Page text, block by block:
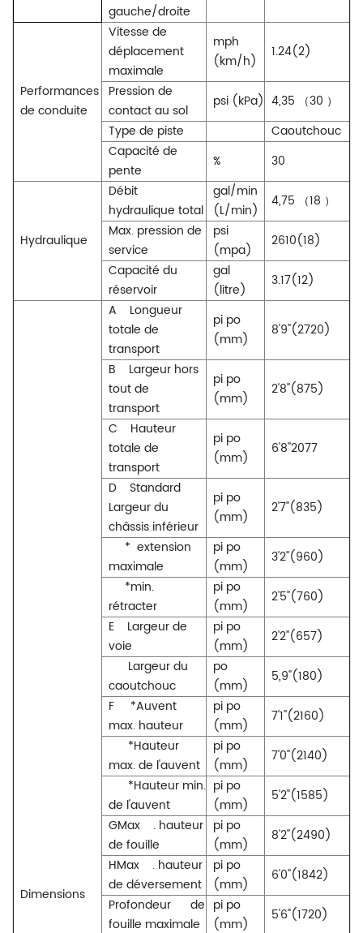
gauche/droite
Performances
de conduite
Vitesse de
déplacement
maximale
mph
(km/h)
1.24(2)
Pression de
contact au sol
psi (kPa) 4,35 （30 ）
Type de piste
Caoutchouc
Capacité de
pente
% 30
Hydraulique
Débit
hydraulique total
gal/min
(L/min)
4,75 （18 ）
Max. pression de
service
psi
(mpa)
2610(18)
Capacité du
réservoir
gal
(litre)
3.17(12)
Dimensions
A
Longueur
totale de
transport
pi po
(mm)
8'9''(2720)
B
Largeur hors
tout de
transport
pi po
(mm)
2'8''(875)
C
Hauteur
totale de
transport
pi po
(mm)
6'8''2077
D
Standard
Largeur du
châssis inférieur
pi po
(mm)
2'7''(835)
* extension
maximale
pi po
(mm)
3'2''(960)
*min.
rétracter
pi po
(mm)
2'5''(760)
E
Largeur de
voie
pi po
(mm)
2'2''(657)
Largeur du
caoutchouc
po
(mm)
5,9''(180)
F
*Auvent
max. hauteur
pi po
(mm)
7'1''(2160)
*Hauteur
max. de l'auvent
pi po
(mm)
7'0''(2140)
*Hauteur min.
de l'auvent
pi po
(mm)
5'2''(1585)
GMax
. hauteur
de fouille
pi po
(mm)
8'2''(2490)
HMax
. hauteur
de déversement
pi po
(mm)
6'0''(1842)
Profondeur
de
fouille maximale
pi po
(mm)
5'6''(1720)